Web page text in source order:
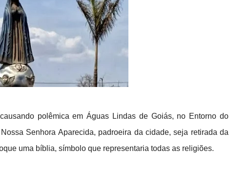
polêmica em Águas Lindas de Goiás, no Entorno do
Senhora Aparecida, padroeira da cidade, seja retirada da
uma bíblia, símbolo que representaria todas as religiões.